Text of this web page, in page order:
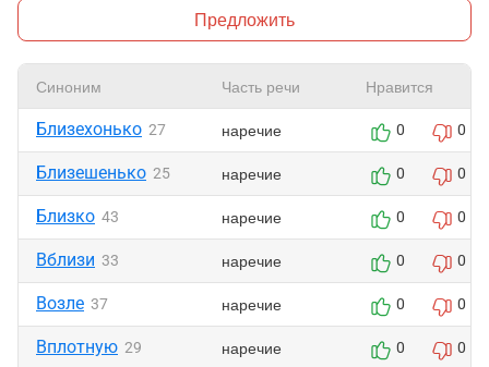
Предложить
Синоним Часть речи Нравится
Близехонько 27 наречие 0 0
Близешенько 25 наречие 0 0
Близко 43 наречие 0 0
Вблизи 33 наречие 0 0
Возле 37 наречие 0 0
Вплотную 29 наречие 0 0